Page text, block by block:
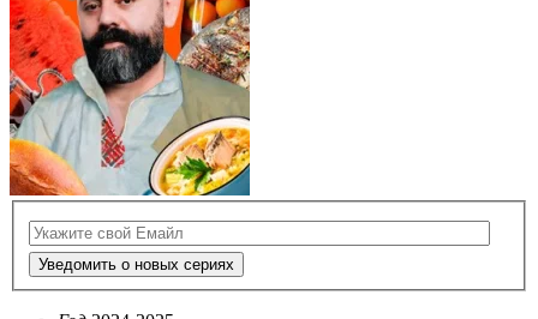
Уведомить о новых сериях